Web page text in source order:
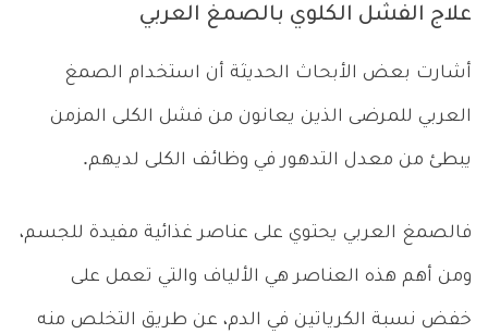
علاج الفشل الكلوي بالصمغ العربي
أشارت بعض الأبحاث الحديثة أن استخدام الصمغ
العربي للمرضى الذين يعانون من فشل الكلى المزمن
يبطئ من معدل التدهور في وظائف الكلى لديهم.
فالصمغ العربي يحتوي على عناصر غذائية مفيدة للجسم،
ومن أهم هذه العناصر هي الألياف والتي تعمل على
خفض نسبة الكرياتين في الدم، عن طريق التخلص منه